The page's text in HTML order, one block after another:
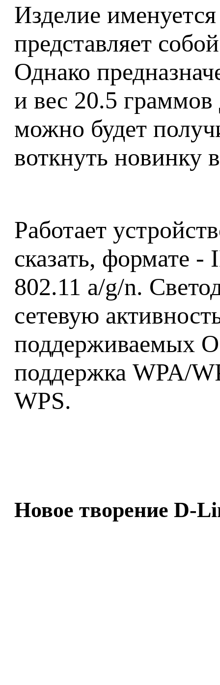
Изделие
представляет
Однако
и вес 20.5
можно будет
воткнуть новинку
Работает
сказать, формате -
802.11 a/g/n.
сетевую
поддерживаемых
поддержка WPA/
WPS.
Новое творение D-